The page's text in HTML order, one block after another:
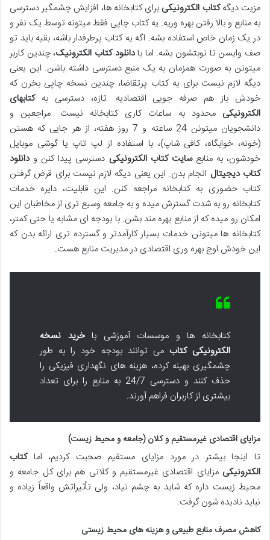
مزیت دیگهکتاب الکترونیکی برای کتابخانه ها، افزایش چشمگیر دسترسی
به منابع و بالا رفتن بهره وریه. یه کتاب چاپی فقط میتونه توسط یک نفر و
در یک زمان خاص استفاده بشه. اگه یه کتاب پرطرفدار باشه، بقیه باید تو
صف وایسن تا نوبتشون بشه. اما بادانلود کتاب الکترونیک، چندین کاربر
میتونن به صورت همزمان به یک منبع دسترسی داشته باشن. این یعنی
دیگه لازم نیست برای یه کتاب پرتقاضا، چندین نسخه چاپی بخرن که
خودش باز هم صرفه جویی اقتصادیه. تازه، دسترسی بهکتابهای
الکترونیکی محدود به ساعات کاری کتابخانه نیست. مراجعین و
دانشجویان میتونن 24 ساعته و 7 روز هفته، از هر جایی که هستن
(خونه، خوابگاه، کافی شاپ)، با استفاده از لپ تاپ یا گوشی موبایل
خودشون، به منابعسایت کتاب الکترونیکی دسترسی پیدا کنن ودانلود
کتاب دیجیتال انجام بدن. این یعنی دیگه لازم نیست برای قرض گرفتن
کتاب حضوری به کتابخانه مراجعه کنن. این قابلیت، دایره خدمات
کتابخانه رو به شدت گسترش میده و به جامعه وسیع تری از مخاطبان این
امکان رو میده که از منابع بهره مند بشن. با بودجه ای مشابه یا حتی کمتر،
کتابخانه ها میتونن خدمات بسیار کارآمدتر و گسترده تری ارائه بدن که
این خودش اوج بهره وری اقتصادی در مدیریت منابع هست.
کتابخانه ها و موسسات آموزشی باخرید نسخه
الکترونیکی کتاب می توانند بودجه خود را به طور
چشمگیری بهینه کرده، هزینه های نگهداری فیزیکی را
حذف کنند و دسترسی 24/7 به منابع را برای تعداد
بیشتری از کاربران فراهم آورند.
مزایای اقتصادی غیرمستقیم و کلان (جامعه و محیط زیست)
تا اینجا بیشتر در مورد مزایای مستقیم صحبت کردیم، اماکتاب
الکترونیکی مزایای اقتصادی غیرمستقیم و کلانی هم برای کل جامعه و
محیط زیست داره که شاید به چشم نیاد، ولی تأثیراتش واقعاً زیاده و
نباید نادیده شون گرفت.
کاهش مصرف منابع طبیعی و هزینه های محیط زیستی